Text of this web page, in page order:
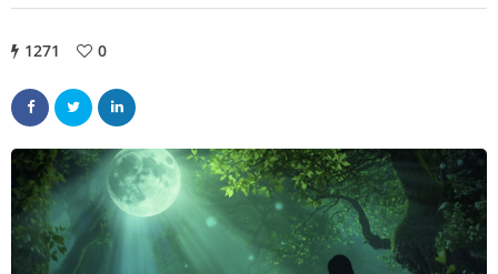
1271 0